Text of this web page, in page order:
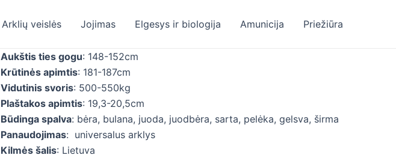
Arklių veislės Jojimas Elgesys ir biologija Amunicija Priežiūra
Aukštis ties gogu: 148-152cm
Krūtinės apimtis: 181-187cm
Vidutinis svoris: 500-550kg
Plaštakos apimtis: 19,3-20,5cm
Būdinga spalva: bėra, bulana, juoda, juodbėra, sarta, pelėka, gelsva, širma
Panaudojimas: universalus arklys
Kilmės šalis: Lietuva